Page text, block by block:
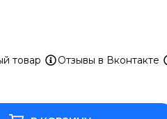
товар Отзывы в Вконтакте